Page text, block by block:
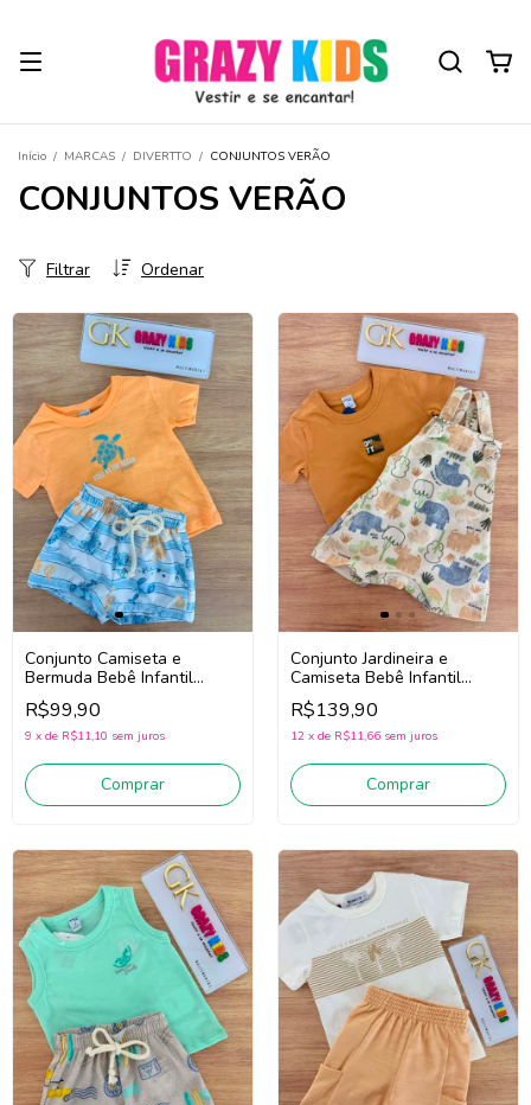
Início / MARCAS / DIVERTTO / CONJUNTOS VERÃO
CONJUNTOS VERÃO
Ordenar
Filtrar
Conjunto Camiseta e
Bermuda Bebê Infantil
Menino Divertto 16393
(Laranja/Azul)
R$99,90
9 x de R$11,10 sem juros
Comprar
Conjunto Jardineira e
Camiseta Bebê Infantil
Menino Divertto 16385
(Marrom/Off White)
R$139,90
12 x de R$11,66 sem juros
Comprar